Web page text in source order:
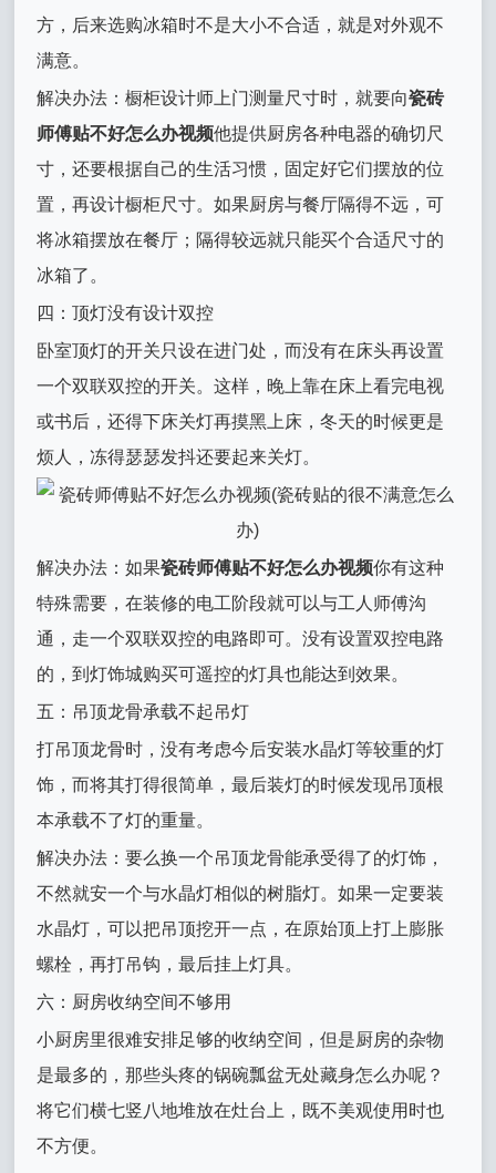
方，后来选购冰箱时不是大小不合适，就是对外观不
满意。
解决办法：橱柜设计师上门测量尺寸时，就要向瓷砖
师傅贴不好怎么办视频他提供厨房各种电器的确切尺
寸，还要根据自己的生活习惯，固定好它们摆放的位
置，再设计橱柜尺寸。如果厨房与餐厅隔得不远，可
将冰箱摆放在餐厅；隔得较远就只能买个合适尺寸的
冰箱了。
四：顶灯没有设计双控
卧室顶灯的开关只设在进门处，而没有在床头再设置
一个双联双控的开关。这样，晚上靠在床上看完电视
或书后，还得下床关灯再摸黑上床，冬天的时候更是
烦人，冻得瑟瑟发抖还要起来关灯。
解决办法：如果瓷砖师傅贴不好怎么办视频你有这种
特殊需要，在装修的电工阶段就可以与工人师傅沟
通，走一个双联双控的电路即可。没有设置双控电路
的，到灯饰城购买可遥控的灯具也能达到效果。
五：吊顶龙骨承载不起吊灯
打吊顶龙骨时，没有考虑今后安装水晶灯等较重的灯
饰，而将其打得很简单，最后装灯的时候发现吊顶根
本承载不了灯的重量。
解决办法：要么换一个吊顶龙骨能承受得了的灯饰，
不然就安一个与水晶灯相似的树脂灯。如果一定要装
水晶灯，可以把吊顶挖开一点，在原始顶上打上膨胀
螺栓，再打吊钩，最后挂上灯具。
六：厨房收纳空间不够用
小厨房里很难安排足够的收纳空间，但是厨房的杂物
是最多的，那些头疼的锅碗瓢盆无处藏身怎么办呢？
将它们横七竖八地堆放在灶台上，既不美观使用时也
不方便。